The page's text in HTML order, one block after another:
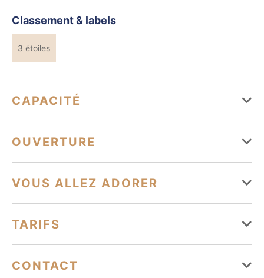
Classement & labels
3 étoiles
CAPACITÉ
1 chambre(s)
2 lit(s) double
Superficie : 50 m²
Types d'hébergement
OUVERTURE
Du 01 janvier au 31 décembre
Lundi Ouvert
Mardi
VOUS ALLEZ ADORER
Parking Piscine Plancha
TARIFS
Tarifs
CONTACT